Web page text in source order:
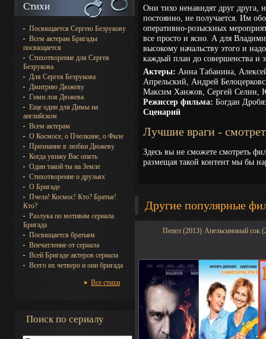
Стихи
Посвящается Сергею Безрукову
Всем актерам Бригады
посвящается
Стихотворение для Сергея
Безрукова
Для Сергея Безрукова
Дмитрию Дюжеву
Гимн лоя Дюжева
Еще один для Димы на
английском
Всем актерам
О Космосе, о Пчелкине, о Филе
Признание в любви Дюжеву
Когда увижу Вас опять
Один такой ты на Земле
Стихотворение о друзьях
О Бригаде
Пчела! Космос! Кто? Братья!
Кто?
Разлука по мотивам сериала
Бригада
Посвящается братьям
Впечатление от сериала
Всей Бригаде актеров сериала
Всего их четверо и они бригада
Все стихи
Поиск по сериалу
Они тихо ненавидят друг друга,
постоянно, не получается. Им
оперативно-розыскных
все просто и ясно. А для
высокому начальству этого и
каждый план до совершенства и
Актеры: Анна Табанина,
Апрельский, Андрей
Максим Ханжов, Сергей Селин,
Режиссер фильма: Богдан
Сценарий
Лучшие враги -
Здесь вы не сможете смотреть
размещая такой контент мы бы
Другие популярные
Пепел (2013) Апельсиновый сок